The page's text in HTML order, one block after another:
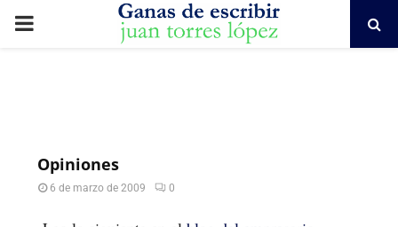
PRIMARY
Opiniones
6 de marzo de 2009 0